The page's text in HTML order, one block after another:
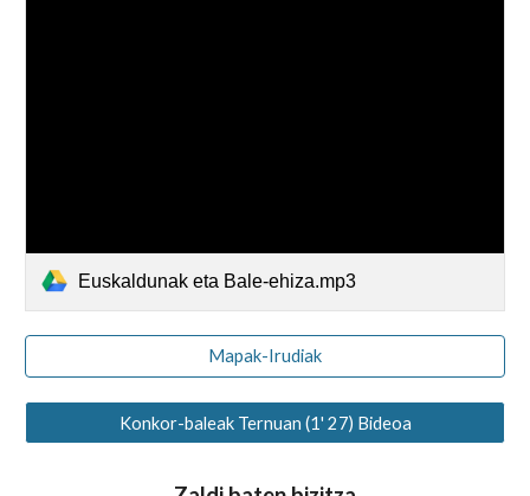
Euskaldunak eta Bale-ehiza.mp3
Mapak-Irudiak
Konkor-baleak Ternuan (1' 27) Bideoa